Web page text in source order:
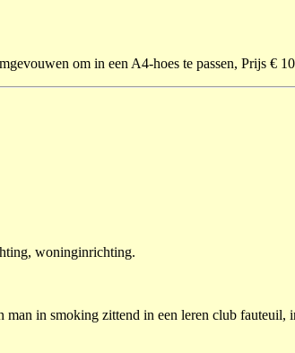
om in een A4-hoes te passen, Prijs €
woninginrichting.
man in smoking zittend in een leren club fauteuil,